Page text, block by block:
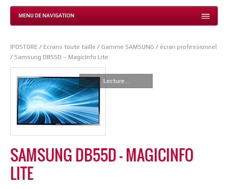
MENU DE NAVIGATION
IPOSTORE / Ecrans toute taille / Gamme SAMSUNG / écran professionnel
/ Samsung DB55D – MagicInfo Lite
Lecture...
SAMSUNG DB55D – MAGICINFO
LITE